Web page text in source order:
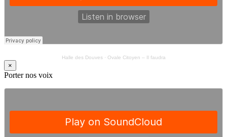
Halle des Douves· Ovale Citoyen – Il faudra
×
Porter nos voix